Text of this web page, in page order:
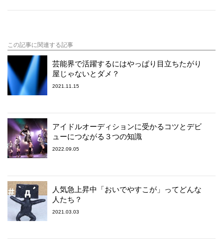
この記事に関連する記事
芸能界で活躍するにはやっぱり目立ちたがり
屋じゃないとダメ？
2021.11.15
アイドルオーディションに受かるコツとデビ
ューにつながる３つの知識
2022.09.05
人気急上昇中「おいでやすこが」ってどんな
人たち？
2021.03.03